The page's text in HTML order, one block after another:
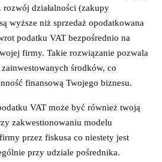
działalności (zakupy
wyższe niż sprzedaż opodatkowana
podatku VAT bezpośrednio na
firmy. Takie rozwiązanie pozwala
środków, co
finansową Twojego biznesu.
VAT może być również twoją
zakwestionowaniu modelu
przez fiskusa co niestety jest
przy udziale pośrednika.